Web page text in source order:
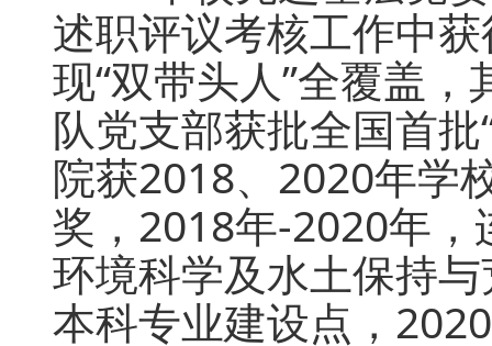
述职评议考核工作中
现“双带头人”全覆盖
队党支部获批全国首
院获2018、2020年学
奖，2018年-2020年
环境科学及水土保持
本科专业建设点，